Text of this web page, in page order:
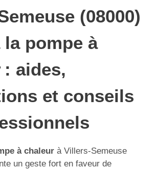
(08000)
la pompe à
aides,
et conseils
à chaleur à Villers-Semeuse
un geste fort en faveur de